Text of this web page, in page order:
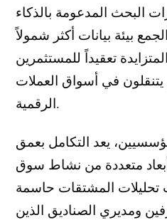
البحث المدعومة بالذكاء
بيئة بيانات أكثر شمولاً
تعقيداً للمستثمرين
في أسواق العملات
الرقمية.
يعد التكامل بعمق
متعددة من نشاط سوق
تحليلات المشتقات حاسمة
ومديري الصناديق الذين